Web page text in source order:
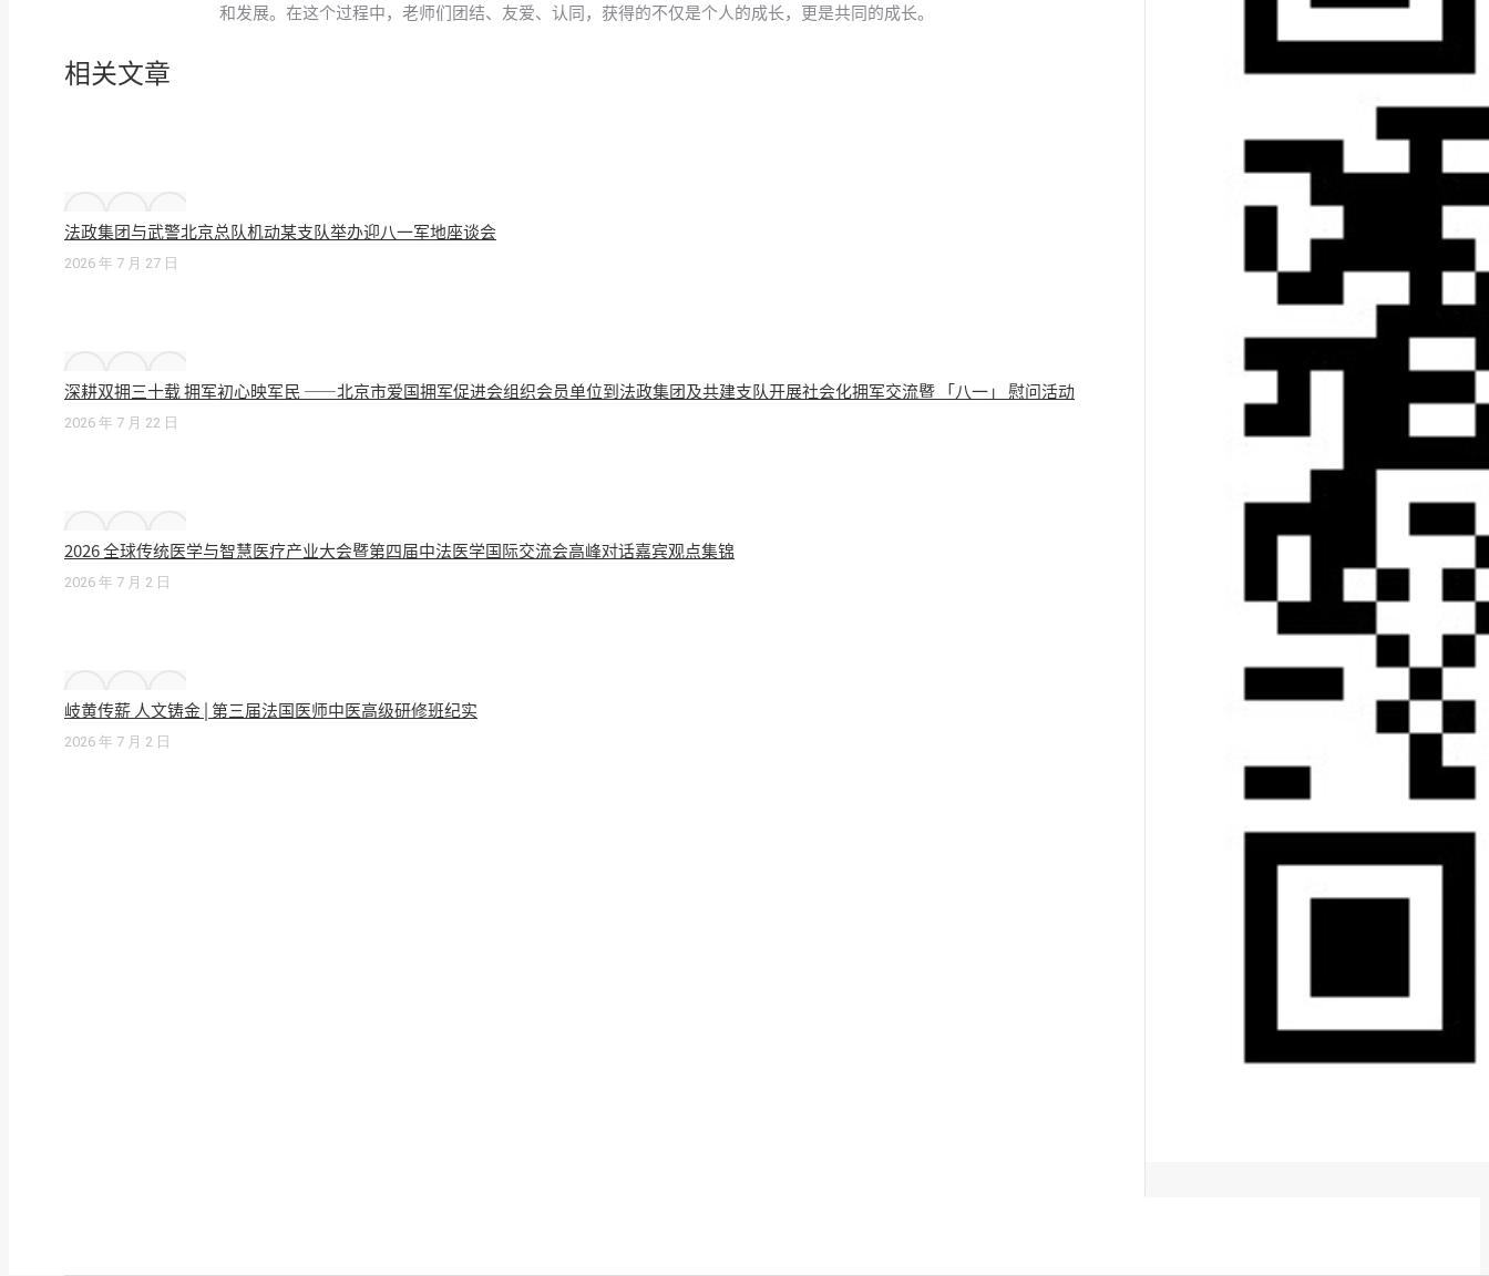
和发展。在这个过程中，老师们团结、友爱、认同，获得的不仅是个人的成长，更是共同的成长。
相关文章
法政集团与武警北京总队机动某支队举办迎八一军地座谈会
2026 年 7 月 27 日
深耕双拥三十载 拥军初心映军民 ——北京市爱国拥军促进会组织会员单位到法政集团及共建支队开展社会化拥军交流暨 「八一」 慰问活动
2026 年 7 月 22 日
2026 全球传统医学与智慧医疗产业大会暨第四届中法医学国际交流会高峰对话嘉宾观点集锦
2026 年 7 月 2 日
岐黄传薪 人文铸金 | 第三届法国医师中医高级研修班纪实
2026 年 7 月 2 日